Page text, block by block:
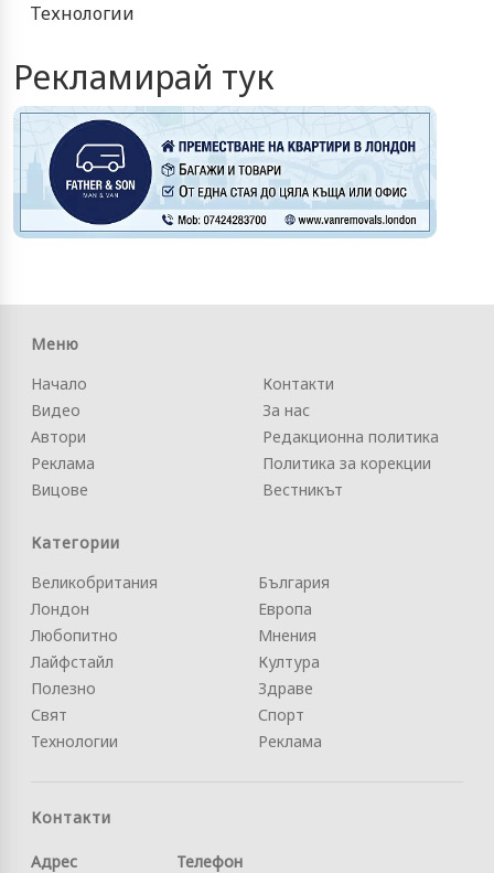
Технологии
Рекламирай тук
Меню
Начало
Видео
Автори
Реклама
Вицове
Контакти
За нас
Редакционна политика
Политика за корекции
Вестникът
Категории
Великобритания
Лондон
Любопитно
Лайфстайл
Полезно
Свят
Технологии
България
Европа
Мнения
Култура
Здраве
Спорт
Реклама
Контакти
Адрес
Телефон